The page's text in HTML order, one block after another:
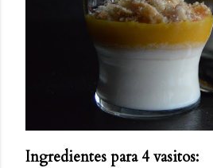
Ingredientes para 4 vasitos: